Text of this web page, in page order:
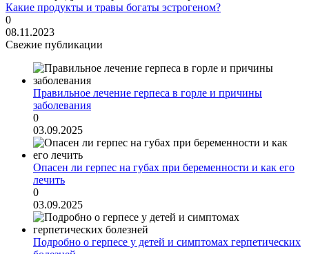
Какие продукты и травы богаты эстрогеном?
0
08.11.2023
Свежие публикации
Правильное лечение герпеса в горле и причины
заболевания
0
03.09.2025
Опасен ли герпес на губах при беременности и как его
лечить
0
03.09.2025
Подробно о герпесе у детей и симптомах герпетических